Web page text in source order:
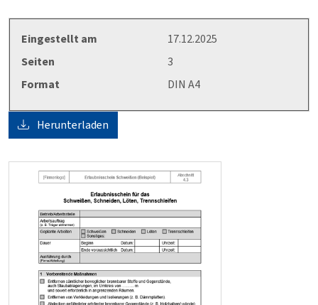
Eingestellt am
17.12.2025
Seiten
3
Format
DIN A4
Herunterladen